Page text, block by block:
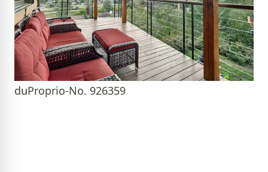
duProprio-No. 926359